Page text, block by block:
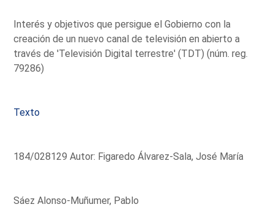
Interés y objetivos que persigue el Gobierno con la
creación de un nuevo canal de televisión en abierto a
través de 'Televisión Digital terrestre' (TDT) (núm. reg.
79286)
Texto
184/028129 Autor: Figaredo Álvarez-Sala, José María
Sáez Alonso-Muñumer, Pablo